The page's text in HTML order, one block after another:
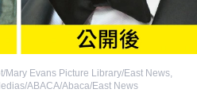
Mary Evans Picture Library/East News,
ABACA/Abaca/East News